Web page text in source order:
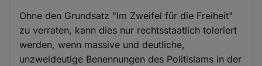
Ohne den Grundsatz "Im Zweifel für die Freiheit"
zu verraten, kann dies nur rechtsstaatlich toleriert
werden, wenn massive und deutliche,
unzweideutige Benennungen des Politislams in der